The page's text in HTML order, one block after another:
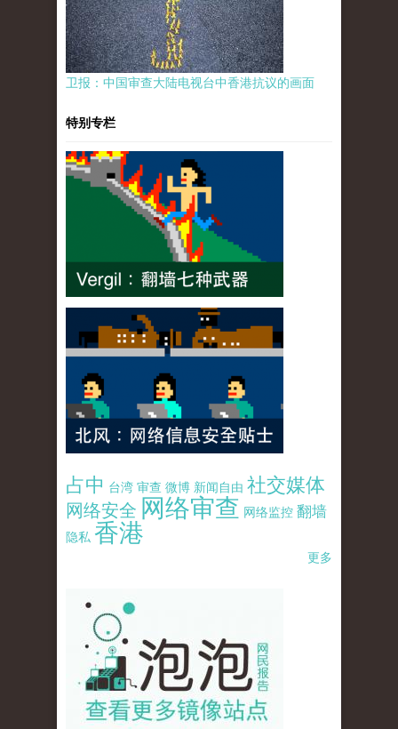
卫报：中国审查大陆电视台中香港抗议的画面
特别专栏
占中 台湾 审查 微博 新闻自由 社交媒体
网络安全 网络审查 网络监控 翻墙
隐私 香港
更多
pao-pao-banner-mirror-site-120814.jpg